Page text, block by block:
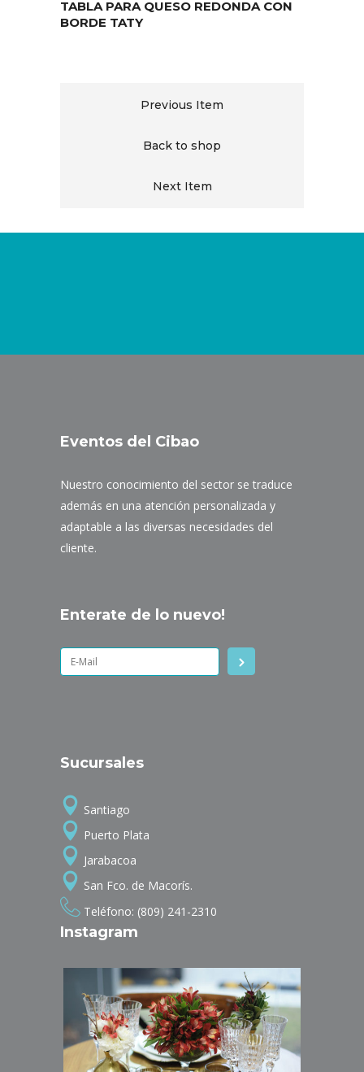
TABLA PARA QUESO REDONDA CON
BORDE TATY
Previous Item
Back to shop
Next Item
Eventos del Cibao
Nuestro conocimiento del sector se traduce
además en una atención personalizada y
adaptable a las diversas necesidades del
cliente.
Enterate de lo nuevo!
Sucursales
Santiago
Puerto Plata
Jarabacoa
San Fco. de Macorís.
Teléfono: (809) 241-2310
Instagram